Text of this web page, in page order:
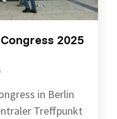
2025
in Berlin
Treffpunkt